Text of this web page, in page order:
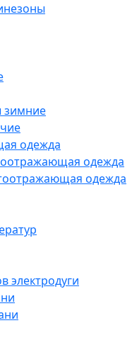
зимние
одежда
одежда
одежда
электродуги